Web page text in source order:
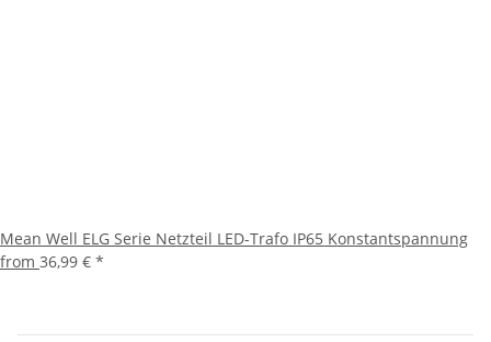
Mean Well ELG Serie Netzteil LED-Trafo IP65 Konstantspannung
from 36,99 € *